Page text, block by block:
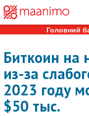
Головний
Биткоин на
из-за
2023 году
$50 тыс.